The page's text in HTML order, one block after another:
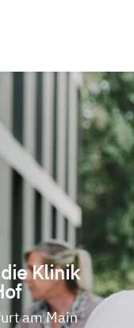
Klinik
am Main